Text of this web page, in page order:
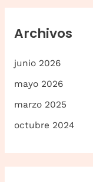
:Archivos
junio 2026
mayo 2026
marzo 2025
octubre 2024